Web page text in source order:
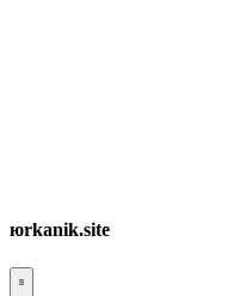
юrkanik.site